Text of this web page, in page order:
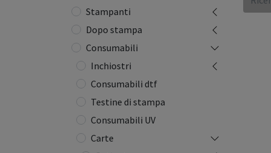
Stampanti
Dopo stampa
Consumabili
Inchiostri
Consumabili dtf
Testine di stampa
Consumabili UV
Carte